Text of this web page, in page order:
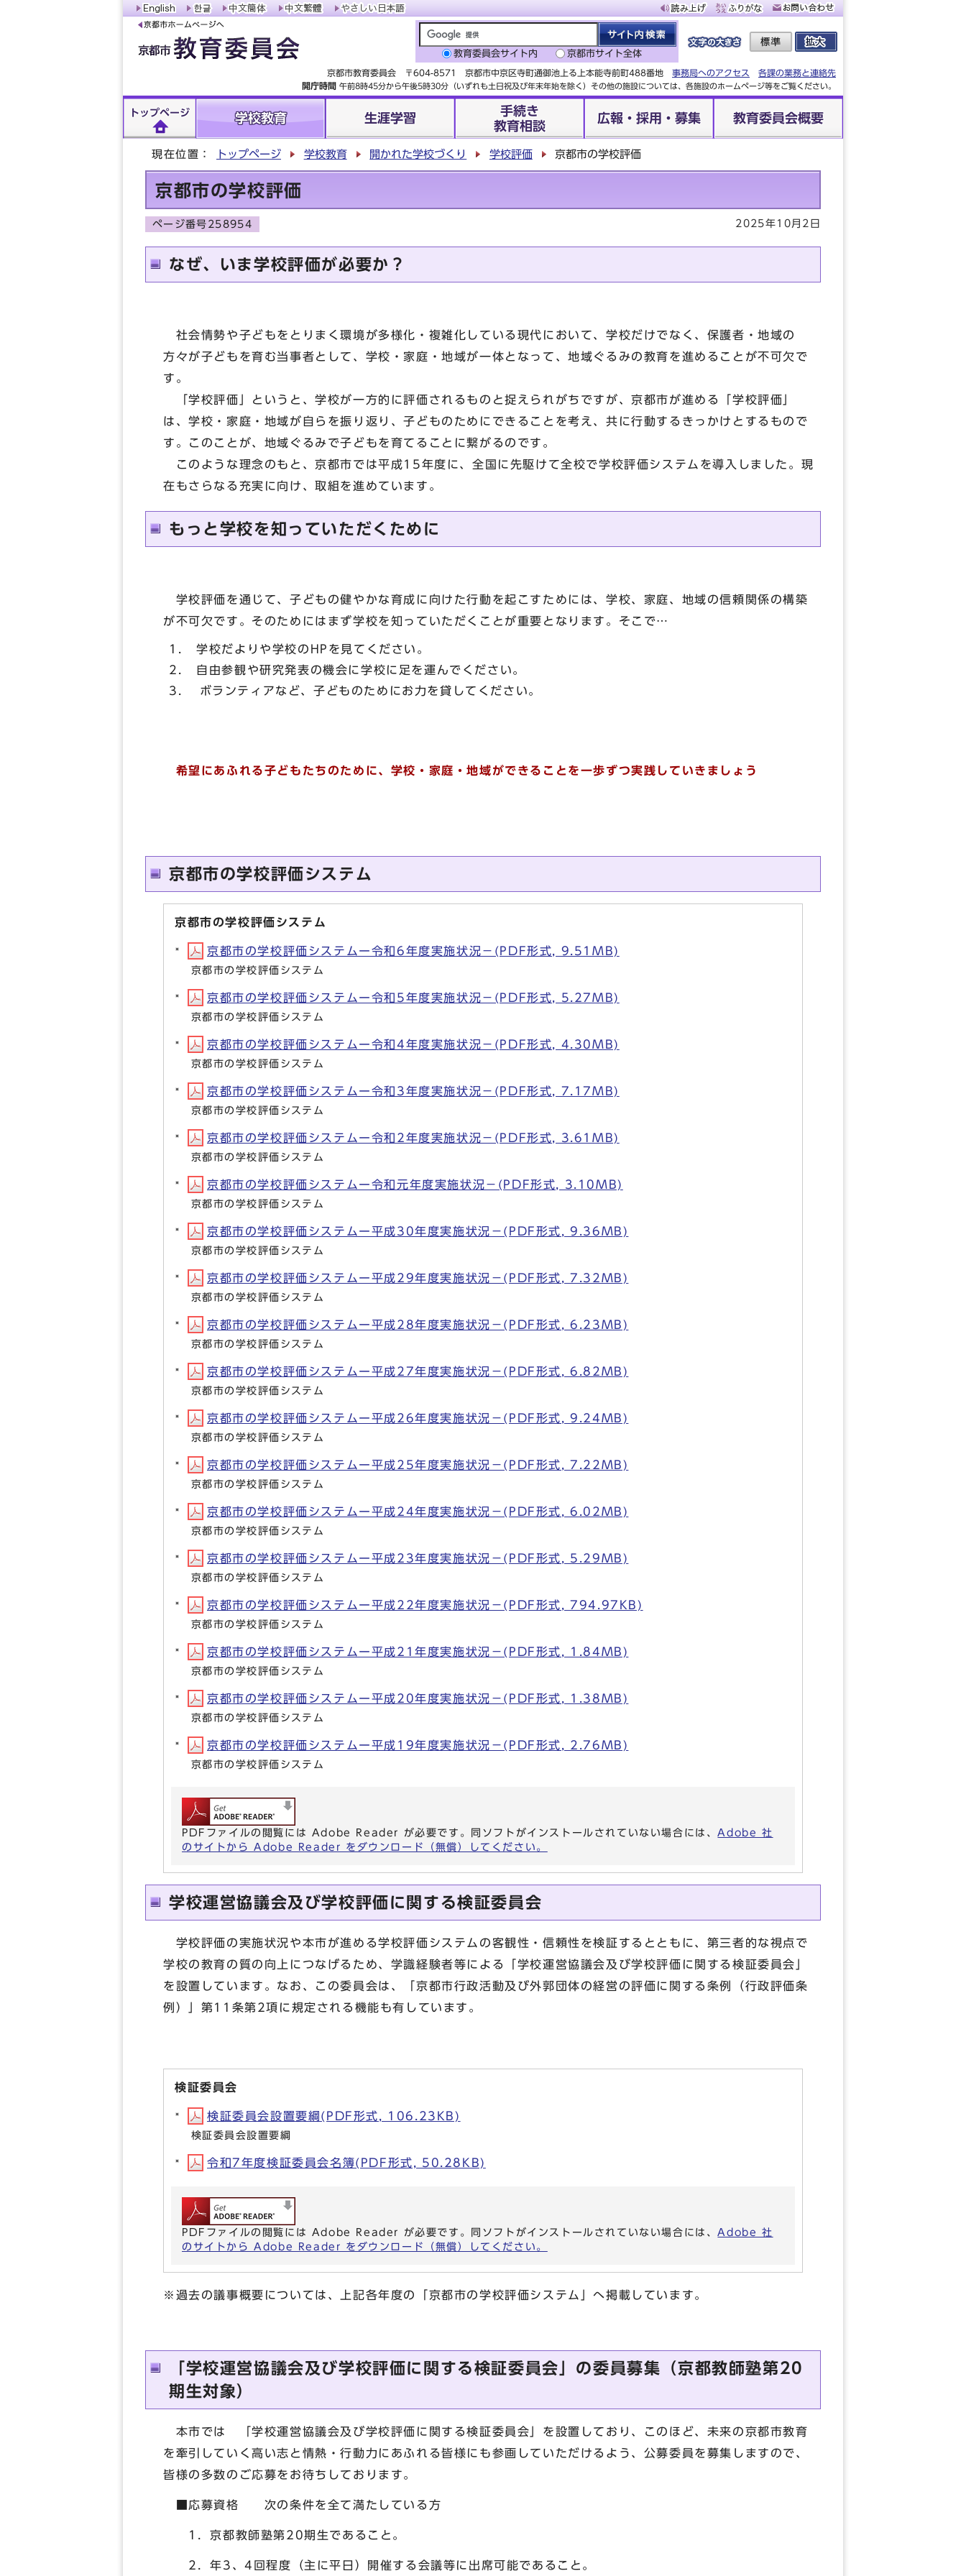
教育委員会サイト内 京都市サイト全体
京都市教育委員会 〒604-8571 京都市中京区寺町通御池上る上本能寺前町488番地 事務局へのアクセス
各課の業務と連絡先
開庁時間 午前8時45分から午後5時30分（いずれも土日祝及び年末年始を除く）その他の施設については、各施設のホームページ等をご覧ください。
トップページ 学校教育 生涯学習
手続き
教育相談
広報・採用・募集 教育委員会概要
現在位置： トップページ 学校教育 開かれた学校づくり 学校評価 京都市の学校評価
京都市の学校評価
ページ番号258954 2025年10月2日
なぜ、いま学校評価が必要か？
社会情勢や子どもをとりまく環境が多様化・複雑化している現代において、学校だけでなく、保護者・地域の
方々が子どもを育む当事者として、学校・家庭・地域が一体となって、地域ぐるみの教育を進めることが不可欠で
す。
「学校評価」というと、学校が一方的に評価されるものと捉えられがちですが、京都市が進める「学校評価」
は、学校・家庭・地域が自らを振り返り、子どものためにできることを考え、共に行動するきっかけとするもので
す。このことが、地域ぐるみで子どもを育てることに繋がるのです。
このような理念のもと、京都市では平成15年度に、全国に先駆けて全校で学校評価システムを導入しました。現
在もさらなる充実に向け、取組を進めています。
もっと学校を知っていただくために
学校評価を通じて、子どもの健やかな育成に向けた行動を起こすためには、学校、家庭、地域の信頼関係の構築
が不可欠です。そのためにはまず学校を知っていただくことが重要となります。そこで…
学校だよりや学校のHPを見てください。
自由参観や研究発表の機会に学校に足を運んでください。
ボランティアなど、子どものためにお力を貸してください。
希望にあふれる子どもたちのために、学校・家庭・地域ができることを一歩ずつ実践していきましょう
京都市の学校評価システム
京都市の学校評価システム
京都市の学校評価システムー令和6年度実施状況－(PDF形式, 9.51MB)
京都市の学校評価システム
京都市の学校評価システムー令和5年度実施状況－(PDF形式, 5.27MB)
京都市の学校評価システム
京都市の学校評価システムー令和4年度実施状況－(PDF形式, 4.30MB)
京都市の学校評価システム
京都市の学校評価システムー令和3年度実施状況－(PDF形式, 7.17MB)
京都市の学校評価システム
京都市の学校評価システムー令和2年度実施状況－(PDF形式, 3.61MB)
京都市の学校評価システム
京都市の学校評価システムー令和元年度実施状況－(PDF形式, 3.10MB)
京都市の学校評価システム
京都市の学校評価システムー平成30年度実施状況－(PDF形式, 9.36MB)
京都市の学校評価システム
京都市の学校評価システムー平成29年度実施状況－(PDF形式, 7.32MB)
京都市の学校評価システム
京都市の学校評価システムー平成28年度実施状況－(PDF形式, 6.23MB)
京都市の学校評価システム
京都市の学校評価システムー平成27年度実施状況－(PDF形式, 6.82MB)
京都市の学校評価システム
京都市の学校評価システムー平成26年度実施状況－(PDF形式, 9.24MB)
京都市の学校評価システム
京都市の学校評価システムー平成25年度実施状況－(PDF形式, 7.22MB)
京都市の学校評価システム
京都市の学校評価システムー平成24年度実施状況－(PDF形式, 6.02MB)
京都市の学校評価システム
京都市の学校評価システムー平成23年度実施状況－(PDF形式, 5.29MB)
京都市の学校評価システム
京都市の学校評価システムー平成22年度実施状況－(PDF形式, 794.97KB)
京都市の学校評価システム
京都市の学校評価システムー平成21年度実施状況－(PDF形式, 1.84MB)
京都市の学校評価システム
京都市の学校評価システムー平成20年度実施状況－(PDF形式, 1.38MB)
京都市の学校評価システム
京都市の学校評価システムー平成19年度実施状況－(PDF形式, 2.76MB)
京都市の学校評価システム
PDFファイルの閲覧には Adobe Reader が必要です。同ソフトがインストールされていない場合には、 Adobe 社
のサイトから Adobe Reader をダウンロード（無償）してください。
学校運営協議会及び学校評価に関する検証委員会
学校評価の実施状況や本市が進める学校評価システムの客観性・信頼性を検証するとともに、第三者的な視点で
学校の教育の質の向上につなげるため、学識経験者等による「学校運営協議会及び学校評価に関する検証委員会」
を設置しています。なお、この委員会は、「京都市行政活動及び外郭団体の経営の評価に関する条例（行政評価条
例）」第11条第2項に規定される機能も有しています。
検証委員会
検証委員会設置要綱(PDF形式, 106.23KB)
検証委員会設置要綱
令和7年度検証委員会名簿(PDF形式, 50.28KB)
PDFファイルの閲覧には Adobe Reader が必要です。同ソフトがインストールされていない場合には、 Adobe 社
のサイトから Adobe Reader をダウンロード（無償）してください。
※過去の議事概要については、上記各年度の「京都市の学校評価システム」へ掲載しています。
「学校運営協議会及び学校評価に関する検証委員会」の委員募集（京都教師塾第20
期生対象）
本市では 「学校運営協議会及び学校評価に関する検証委員会」を設置しており、このほど、未来の京都市教育
を牽引していく高い志と情熱・行動力にあふれる皆様にも参画していただけるよう、公募委員を募集しますので、
皆様の多数のご応募をお待ちしております。
■応募資格 次の条件を全て満たしている方
1．京都教師塾第20期生であること。
2．年3、4回程度（主に平日）開催する会議等に出席可能であること。